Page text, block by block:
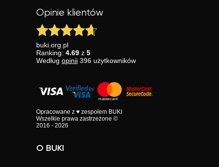
Opinie klientów
buki.org.pl
Ranking: 4.69 z 5
Według opinii 396 użytkowników
Opracowane z ♥ zespołem BUKI
Wszelkie prawa zastrzeżone ©
2016 - 2026
O BUKI